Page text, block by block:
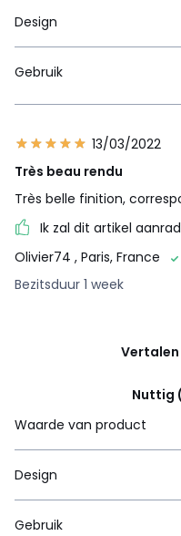
Design
Gebruik
13/03/2022
Très beau rendu
Très belle finition,
Ik zal dit artikel
Olivier74 , Paris, France
Bezitsduur 1 week
Nuttig
Waarde van product
Design
Gebruik